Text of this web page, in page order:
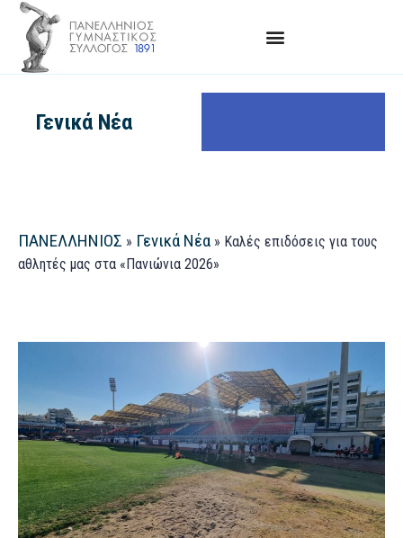
Γενικά Νέα
ΠΑΝΕΛΛΗΝΙΟΣ » Γενικά Νέα » Καλές επιδόσεις για τους
αθλητές μας στα «Πανιώνια 2026»